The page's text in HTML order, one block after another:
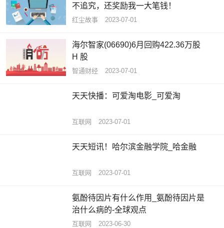
不追究，还奖励我一大笔钱！
红尘故事 2023-07-01
海尔智家(06690)6月回购422.36万股
H 股
智通财经 2023-07-01
天天快播：可爱淘电影_可爱淘
互联网 2023-07-01
天天短讯！哈尔滨金融学院_哈金融
互联网 2023-07-01
氨酚待因片有什么作用_氨酚待因片是
治什么病的-全球观点
互联网 2023-06-30